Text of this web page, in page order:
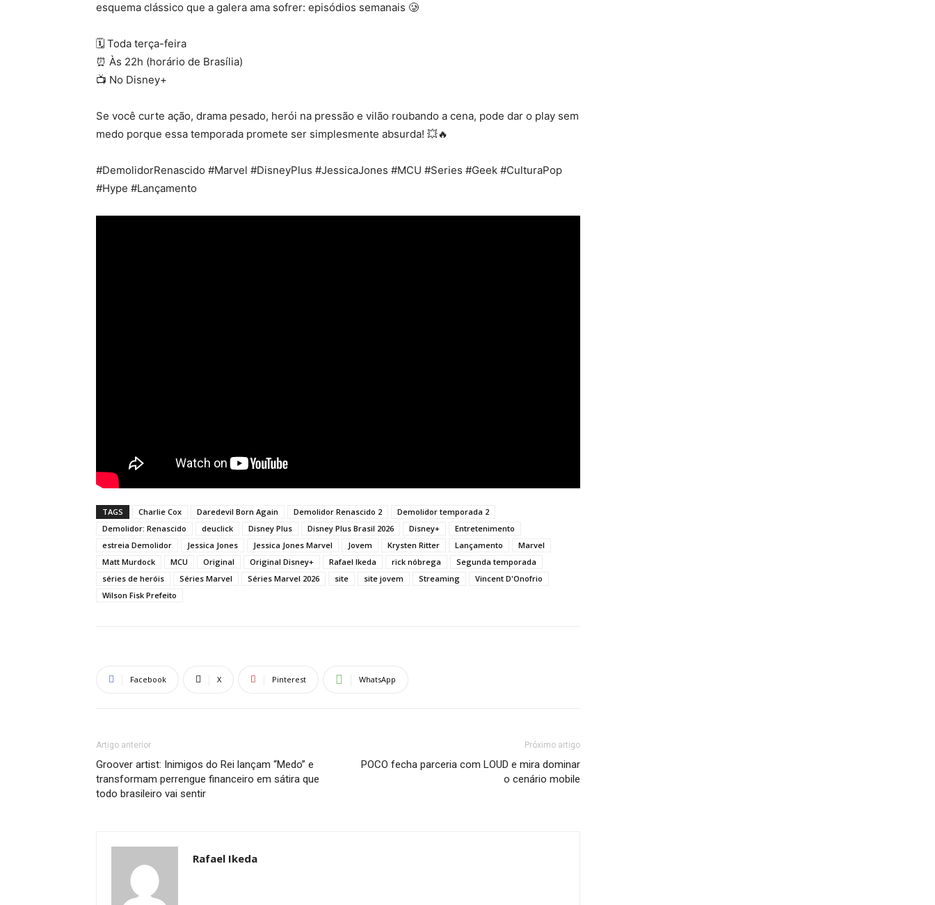
esquema clássico que a galera ama sofrer: episódios semanais 🥲
🗓️ Toda terça-feira
⏰ Às 22h (horário de Brasília)
📺 No Disney+
Se você curte ação, drama pesado, herói na pressão e vilão roubando a cena, pode dar o play sem
medo porque essa temporada promete ser simplesmente absurda! 💥🔥
#DemolidorRenascido #Marvel #DisneyPlus #JessicaJones #MCU #Series #Geek #CulturaPop
#Hype #Lançamento
TAGS Charlie Cox Daredevil Born Again Demolidor Renascido 2
Demolidor temporada 2
Demolidor: Renascido
deuclick Disney Plus Disney Plus Brasil 2026 Disney+
Entretenimento
estreia Demolidor
Jessica Jones Jessica Jones Marvel Jovem Krysten Ritter Lançamento
Marvel
Matt Murdock
MCU Original Original Disney+ Rafael Ikeda rick nóbrega
Segunda temporada
séries de heróis
Séries Marvel Séries Marvel 2026 site site jovem Streaming
Vincent D'Onofrio
Wilson Fisk Prefeito
Facebook X Pinterest WhatsApp
Artigo anterior
Groover artist: Inimigos do Rei lançam “Medo” e
transformam perrengue financeiro em sátira que
todo brasileiro vai sentir
Próximo artigo
POCO fecha parceria com LOUD e mira dominar
o cenário mobile
Rafael Ikeda